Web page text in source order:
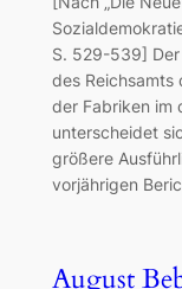
S. 529-539]
des Reichsamts
der Fabriken im
unterscheidet
größere
vorjährigen
August